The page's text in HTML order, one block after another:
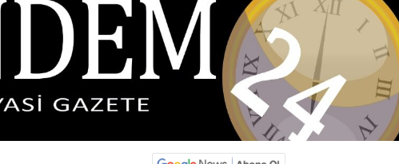
Erzincan Valisi Hamza Aydoğdu’ya Ziyaret
İbadete Açıldı